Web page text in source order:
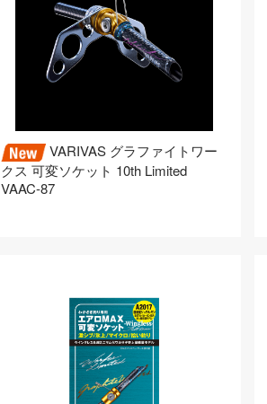
VARIVAS グラファイトワー
クス 可変ソケット 10th Limited
VAAC-87